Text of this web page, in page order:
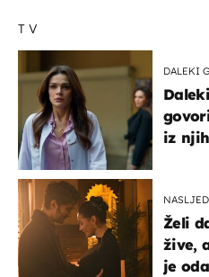
TV
DALEKI
iz
Želi
žive,
je